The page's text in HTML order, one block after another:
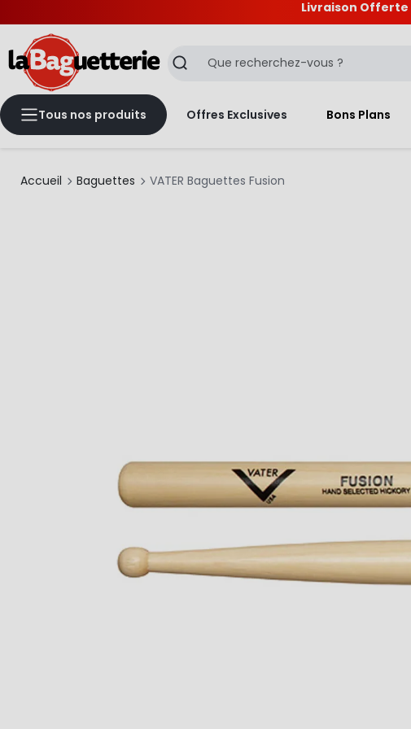
Livraison Offerte
Recherche
Tous nos produits Offres Exclusives Bons Plans
Accueil Baguettes VATER Baguettes Fusion